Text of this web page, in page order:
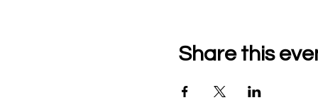
Share this